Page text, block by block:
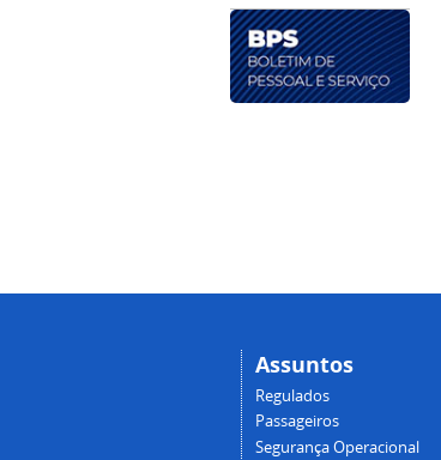
Assuntos
Regulados
Passageiros
Segurança Operacional